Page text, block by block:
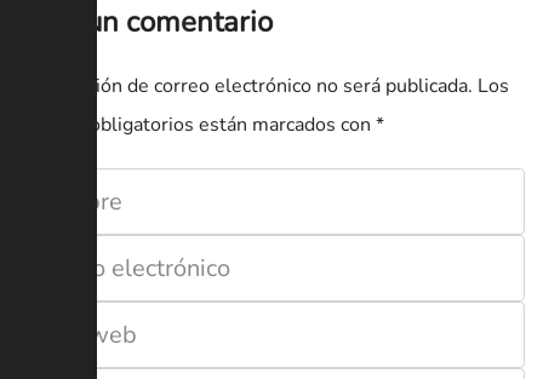
Deja un comentario
Tu dirección de correo electrónico no será publicada. Los
campos obligatorios están marcados con *